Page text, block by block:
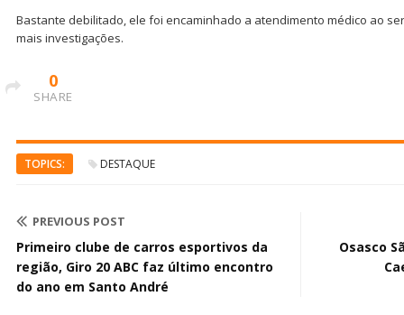
Bastante debilitado, ele foi encaminhado a atendimento médico ao
mais investigações.
0
SHARE
TOPICS: DESTAQUE
PREVIOUS POST
Primeiro clube de carros esportivos da
região, Giro 20 ABC faz último encontro
do ano em Santo André
Osasco